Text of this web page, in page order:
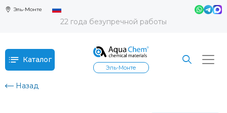
Эль-Монте
22 года безупречной работы
Каталог
Эль-Монте
Назад